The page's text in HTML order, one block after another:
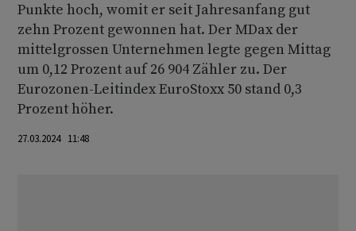
Punkte hoch, womit er seit Jahresanfang gut
zehn Prozent gewonnen hat. Der MDax der
mittelgrossen Unternehmen legte gegen Mittag
um 0,12 Prozent auf 26 904 Zähler zu. Der
Eurozonen-Leitindex EuroStoxx 50 stand 0,3
Prozent höher.
27.03.2024 11:48